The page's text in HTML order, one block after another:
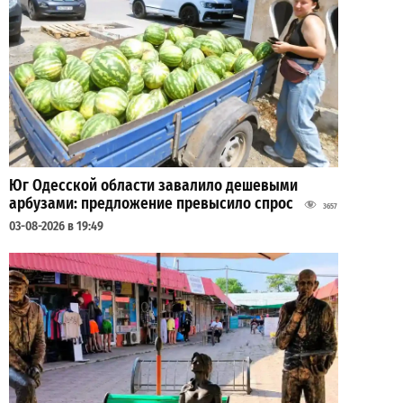
Юг Одесской области завалило дешевыми
арбузами: предложение превысило спрос
3657
03-08-2026 в 19:49